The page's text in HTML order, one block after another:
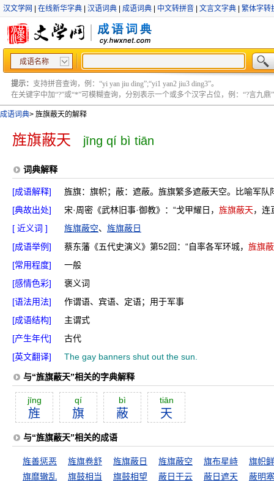
汉文学网 在线新华字典 汉语词典 成语词典 中文转拼音 文言文字典 繁体字转
成语名称
提示： 支持拼音查询，例：“yi yan jiu ding”;“yi1 yan2 jiu3 ding3”。
在关键字中加“?”或“*”可模糊查询，分别表示一个或多个汉字占位，例：“?言九鼎”
成语词典> 旌旗蔽天的解释
旌旗蔽天 jīng qí bì tiān
词典解释
[成语解释]
旌旗：旗帜；蔽：遮蔽。旌旗繁多遮蔽天空。比喻军队
[典故出处]
宋·周密《武林旧事·御教》：“戈甲耀日， 旌旗蔽天，连
[ 近义词 ]
旌旗蔽空、 旌旗蔽日
[成语举例]
蔡东藩《五代史演义》第52回：“自率各军环城， 旌旗
[常用程度]
一般
[感情色彩]
褒义词
[语法用法]
作谓语、宾语、定语；用于军事
[成语结构]
主谓式
[产生年代]
古代
[英文翻译]
The gay banners shut out the sun.
与“旌旗蔽天”相关的字典解释
jīng
旌
qí
旗
bì
蔽
tiān
天
与“旌旗蔽天”相关的成语
旌善惩恶 旌旗卷舒 旌旗蔽日 旌旗蔽空 旗布星峙
旗帜
旗靡辙乱
旗鼓相当 旗鼓相望 蔽日干云 蔽日遮天
蔽明